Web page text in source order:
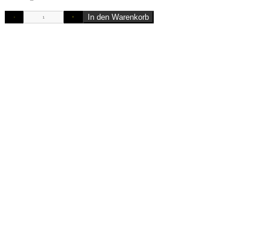
- + In den Warenkorb